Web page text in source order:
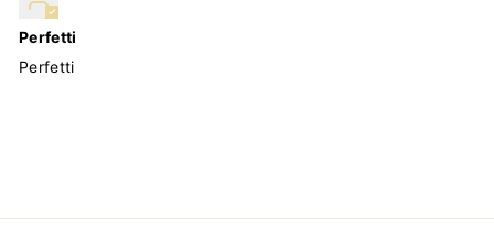
Perfetti
Perfetti